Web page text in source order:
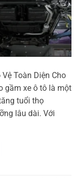
Toàn Diện Cho
gầm xe ô tô là một
tuổi thọ
lâu dài. Với